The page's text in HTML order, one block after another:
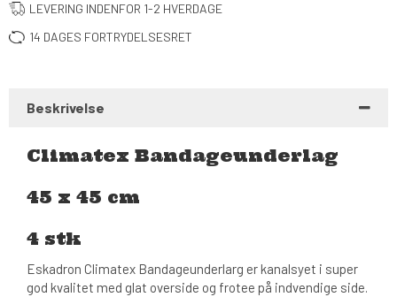
LEVERING INDENFOR 1-2 HVERDAGE
14 DAGES FORTRYDELSESRET
Beskrivelse
Climatex Bandageunderlag
45 x 45 cm
4 stk
Eskadron Climatex Bandageunderlarg er kanalsyet i super
god kvalitet med glat overside og frotee på indvendige side.